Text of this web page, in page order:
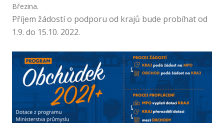
Březina.
Příjem žádostí o podporu od krajů bude probíhat od
1.9. do 15.10. 2022.